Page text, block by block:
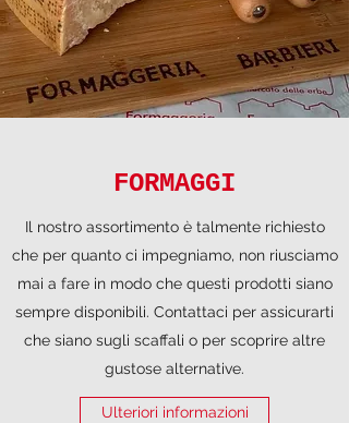
FORMAGGI
Il nostro assortimento è talmente richiesto
che per quanto ci impegniamo, non riusciamo
mai a fare in modo che questi prodotti siano
sempre disponibili. Contattaci per assicurarti
che siano sugli scaffali o per scoprire altre
gustose alternative.
Ulteriori informazioni